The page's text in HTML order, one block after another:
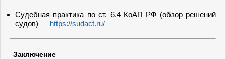
Судебная практика по ст. 6.4 КоАП РФ (обзор решений
судов) — https://sudact.ru/
Заключение